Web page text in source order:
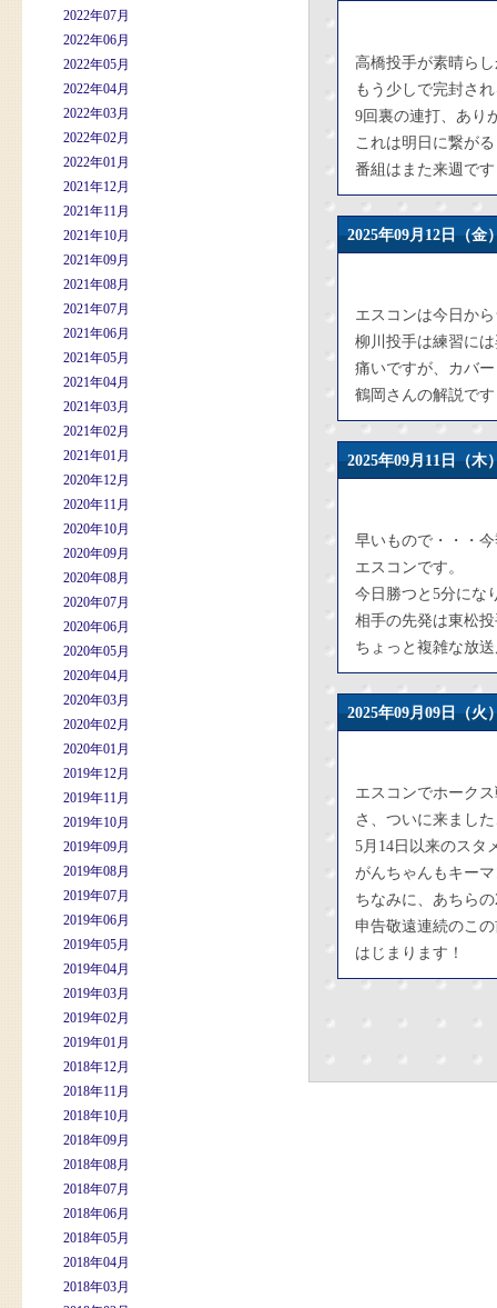
2022年07月
2022年06月
2022年05月
2022年04月
2022年03月
2022年02月
2022年01月
2021年12月
2021年11月
2021年10月
2021年09月
2021年08月
2021年07月
2021年06月
2021年05月
2021年04月
2021年03月
2021年02月
2021年01月
2020年12月
2020年11月
2020年10月
2020年09月
2020年08月
2020年07月
2020年06月
2020年05月
2020年04月
2020年03月
2020年02月
2020年01月
2019年12月
2019年11月
2019年10月
2019年09月
2019年08月
2019年07月
2019年06月
2019年05月
2019年04月
2019年03月
2019年02月
2019年01月
2018年12月
2018年11月
2018年10月
2018年09月
2018年08月
2018年07月
2018年06月
2018年05月
2018年04月
2018年03月
高橋投手が素晴ら
もう少しで完封さ
9回裏の連打、あり
これは明日に繋が
番組はまた来週で
2025年09月12日
エスコンは今日か
柳川投手は練習に
痛いですが、カバ
鶴岡さんの解説で
2025年09月11日
早いもので・・・
エスコンです。
今日勝つと5分にな
相手の先発は東松
ちょっと複雑な放
2025年09月09日
エスコンでホーク
さ、ついに来まし
5月14日以来のスタ
がんちゃんもキー
ちなみに、あちら
申告敬遠連続のこ
はじまります！